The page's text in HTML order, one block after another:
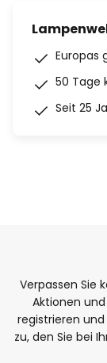
Europas
50 Tage
Seit 25
Verpassen Sie
Aktionen
registrieren
zu, den Sie bei